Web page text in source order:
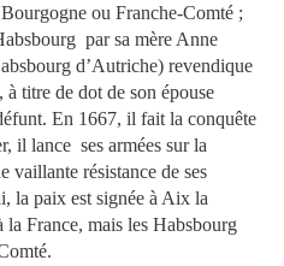
ou Franche-Comté ;
par sa mère Anne
d’Autriche) revendique
titre de dot de son épouse
En 1667, il fait la conquête
il lance ses armées sur la
vaillante résistance de ses
la paix est signée à Aix la
la France, mais les Habsbourg